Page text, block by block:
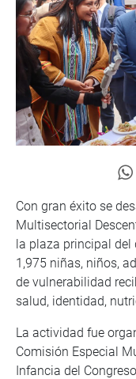
Con gran éxito se
Multisectorial
la plaza principal del
1,975 niñas, niños,
de vulnerabilidad
salud, identidad,
La actividad fue
Comisión Especial
Infancia del